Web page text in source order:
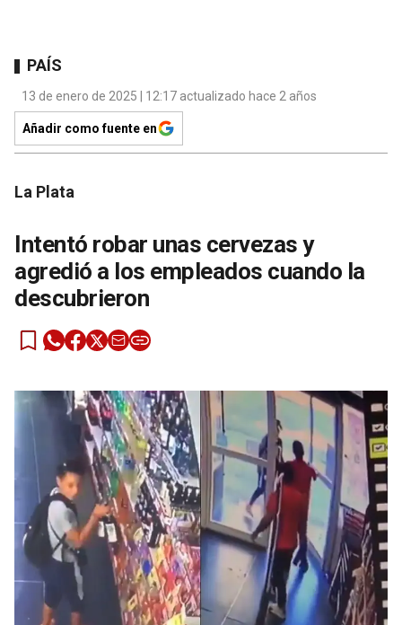
PAÍS
13 de enero de 2025 | 12:17 actualizado hace 2 años
Añadir como fuente en
La Plata
Intentó robar unas cervezas y
agredió a los empleados cuando la
descubrieron